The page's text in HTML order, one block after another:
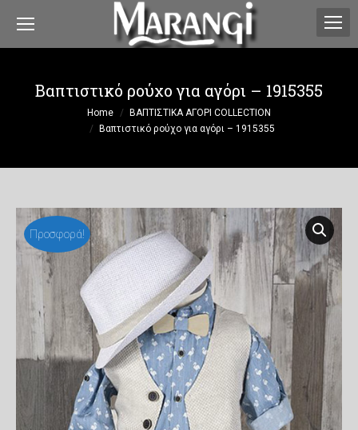
Βαπτιστικό ρούχο για αγόρι – 1915355
Home
ΒΑΠΤΙΣΤΙΚΑ ΑΓΟΡΙ COLLECTION
Βαπτιστικό ρούχο για αγόρι – 1915355
Προσφορά!